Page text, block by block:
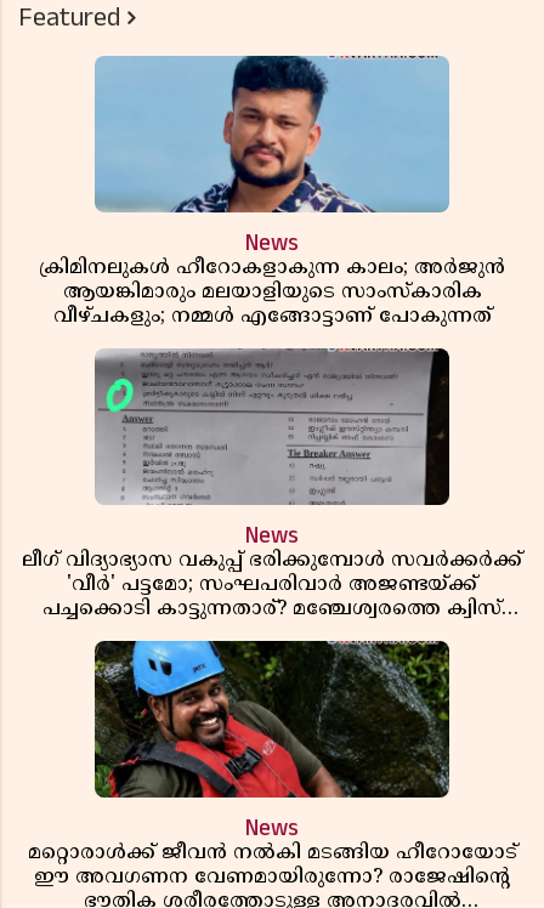
Featured
News
ക്രിമിനലുകൾ ഹീറോകളാകുന്ന കാലം; അർജുൻ
ആയങ്കിമാരും മലയാളിയുടെ സാംസ്കാരിക
വീഴ്ചകളും; നമ്മൾ എങ്ങോട്ടാണ് പോകുന്നത്
News
ലീഗ് വിദ്യാഭ്യാസ വകുപ്പ് ഭരിക്കുമ്പോൾ സവർക്കർക്ക്
'വീർ' പട്ടമോ; സംഘപരിവാർ അജണ്ടയ്ക്ക്
പച്ചക്കൊടി കാട്ടുന്നതാര്? മഞ്ചേശ്വരത്തെ ക്വിസ്
News
മറ്റൊരാൾക്ക് ജീവൻ നൽകി മടങ്ങിയ ഹീറോയോട്
ഈ അവഗണന വേണമായിരുന്നോ? രാജേഷിൻ്റെ
ഭൗതിക ശരീരത്തോടുള്ള അനാദരവിൽ